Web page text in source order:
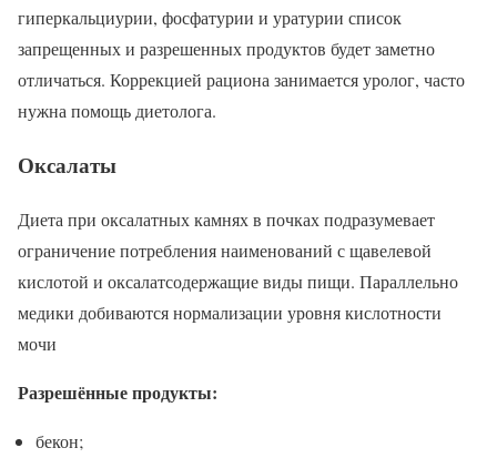
гиперкальциурии, фосфатурии и уратурии список
запрещенных и разрешенных продуктов будет заметно
отличаться. Коррекцией рациона занимается уролог, часто
нужна помощь диетолога.
Оксалаты
Диета при оксалатных камнях в почках подразумевает
ограничение потребления наименований с щавелевой
кислотой и оксалатсодержащие виды пищи. Параллельно
медики добиваются нормализации уровня кислотности
мочи
Разрешённые продукты:
бекон;